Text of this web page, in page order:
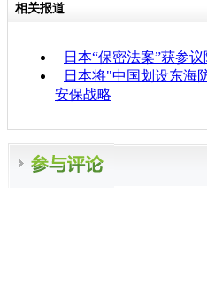
相关报道
日本“保密法案”获参
日本将"中国划设东海
安保战略